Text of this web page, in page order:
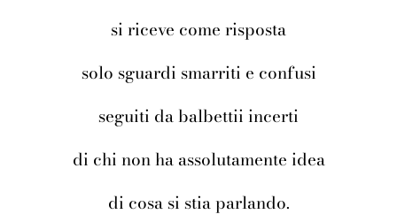
si riceve come risposta
solo sguardi smarriti e confusi
seguiti da balbettii incerti
di chi non ha assolutamente idea
di cosa si stia parlando.